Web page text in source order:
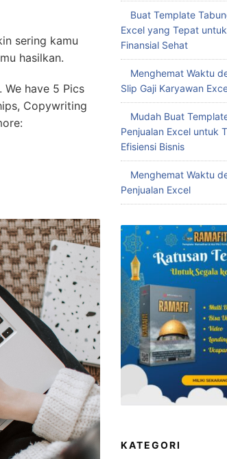
sering kamu
hasilkan.
have 5 Pics
Copywriting
Buat Template
Excel yang Tepat
Finansial Sehat
Menghemat Waktu
Slip Gaji Karyawan
Mudah Buat
Penjualan Excel untuk
Efisiensi Bisnis
Menghemat Waktu
Penjualan Excel
KATEGORI